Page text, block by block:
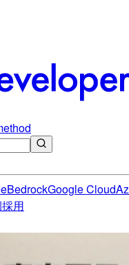
BedrockGoogle Cloud
採用